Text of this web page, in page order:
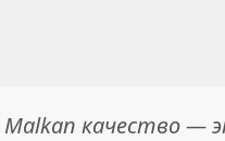
Malkan качество —